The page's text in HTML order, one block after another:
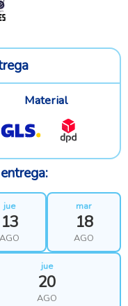
Material
jue
13
AGO
mar
18
AGO
jue
20
AGO